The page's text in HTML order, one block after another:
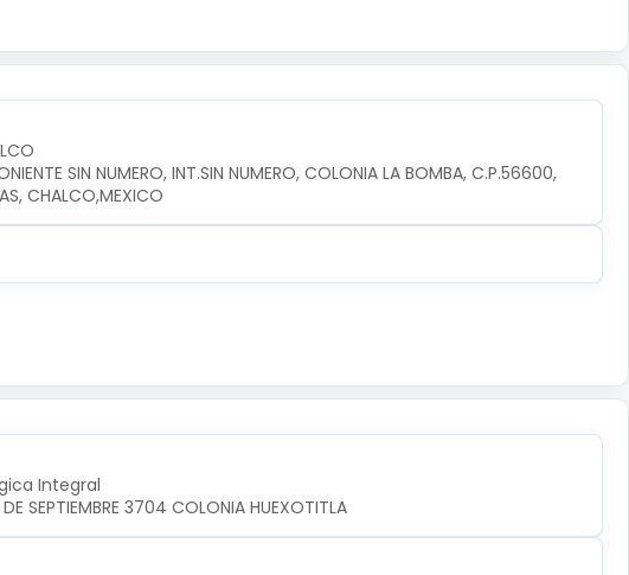
SIN NUMERO, INT.SIN NUMERO, COLONIA LA BOMBA, C.P.56600,
CHALCO,MEXICO
Integral
SEPTIEMBRE 3704 COLONIA HUEXOTITLA